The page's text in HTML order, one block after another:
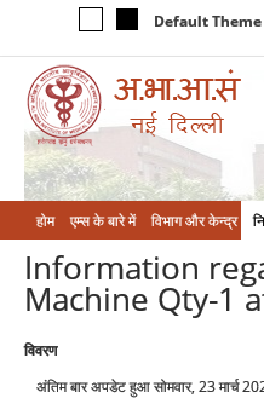
Default Theme
होम एम्‍स के बारे में विभाग और केन्‍द्र
Information
Machine Qty-1
विवरण
अंतिम बार अपडेट हुआ सोमवार, 23 मार्च